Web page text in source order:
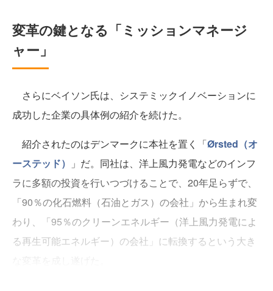
変革の鍵となる「ミッションマネージ
ャー」
さらにベイソン氏は、システミックイノベーションに
成功した企業の具体例の紹介を続けた。
紹介されたのはデンマークに本社を置く「Ørsted（オ
ーステッド）
」だ。同社は、洋上風力発電などのインフ
ラに多額の投資を行いつづけることで、20年足らずで、
「90％の化石燃料（石油とガス）の会社」から生まれ変
わり、「95％のクリーンエネルギー（洋上風力発電によ
る再生可能エネルギー）の会社」に転換するという大き